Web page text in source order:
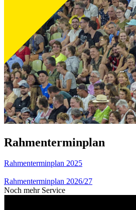
Rahmenterminplan
Rahmenterminplan 2025
Rahmenterminplan 2026/27
Noch mehr Service